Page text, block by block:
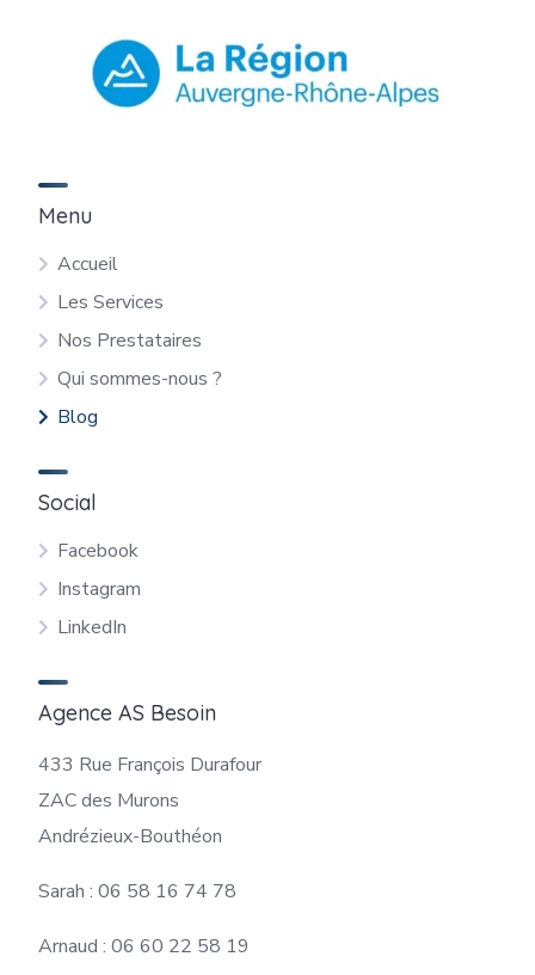
Menu
Accueil
Les Services
Nos Prestataires
Qui sommes-nous ?
Blog
Social
Facebook
Instagram
LinkedIn
Agence AS Besoin
433 Rue François Durafour
ZAC des Murons
Andrézieux-Bouthéon
Sarah : 06 58 16 74 78
Arnaud : 06 60 22 58 19